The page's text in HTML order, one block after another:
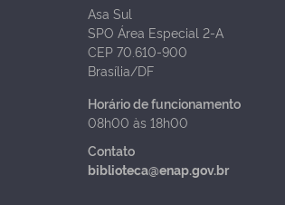
Asa Sul
SPO Área Especial 2-A
CEP 70.610-900
Brasília/DF
Horário de funcionamento
08h00 às 18h00
Contato
biblioteca@enap.gov.br